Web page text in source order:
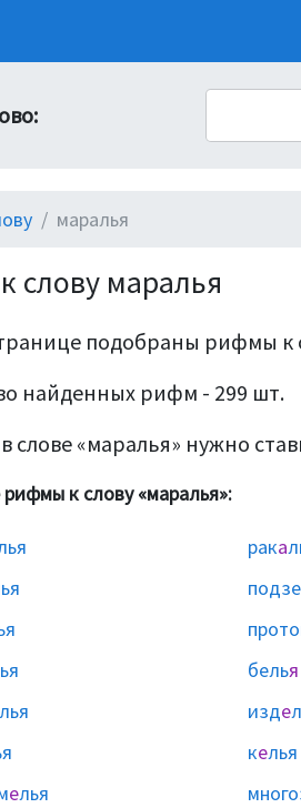
маралья
слову маралья
подобраны рифмы к
найденных рифм - 299 шт.
слове «маралья» нужно
к слову «маралья»:
рака
белья
лья изде
келья
елья